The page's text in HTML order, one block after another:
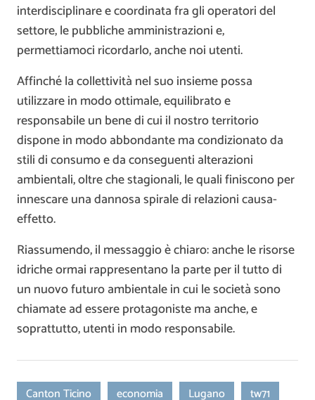
interdisciplinare e coordinata fra gli operatori del
settore, le pubbliche amministrazioni e,
permettiamoci ricordarlo, anche noi utenti.
Affinché la collettività nel suo insieme possa
utilizzare in modo ottimale, equilibrato e
responsabile un bene di cui il nostro territorio
dispone in modo abbondante ma condizionato da
stili di consumo e da conseguenti alterazioni
ambientali, oltre che stagionali, le quali finiscono per
innescare una dannosa spirale di relazioni causa-
effetto.
Riassumendo, il messaggio è chiaro: anche le risorse
idriche ormai rappresentano la parte per il tutto di
un nuovo futuro ambientale in cui le società sono
chiamate ad essere protagoniste ma anche, e
soprattutto, utenti in modo responsabile.
Canton Ticino economia Lugano tw71